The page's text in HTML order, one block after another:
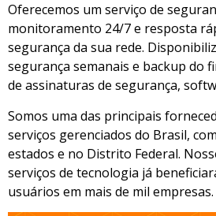
Oferecemos um serviço de
monitoramento 24/7 e resposta
segurança da sua rede.
segurança semanais e backup do
de assinaturas de segurança,
Somos uma das principais
serviços gerenciados do Brasil,
estados e no Distrito Federal.
serviços de tecnologia já
usuários em mais de mil empresas.